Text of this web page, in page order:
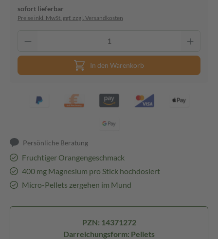
sofort lieferbar
Preise inkl. MwSt. ggf. zzgl. Versandkosten
In den Warenkorb
Persönliche Beratung
Fruchtiger Orangengeschmack
400 mg Magnesium pro Stick hochdosiert
Micro-Pellets zergehen im Mund
PZN: 14371272
Darreichungsform: Pellets